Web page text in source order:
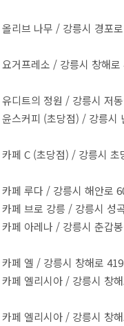
리브 나무 / 강릉시 경포
거프레소 / 강릉시 창해
디트의 정원 / 강릉시 저
스커피 (초당점) / 강릉시
페 C (초당점) / 강릉시
페 루다 / 강릉시 해안로
페 브로 강릉 / 강릉시 성
페 아레나 / 강릉시 춘갑
페 엘 / 강릉시 창해로
페 엘리시아 / 강릉시 창
페 엘리시아 / 강릉시 창